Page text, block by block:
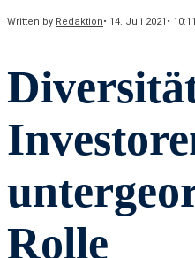
Written by Redaktion• 14. Juli 2021 • 10:11
Rolle